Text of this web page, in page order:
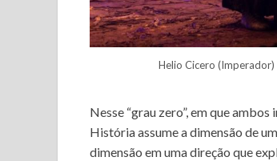
Helio Cicero (Imperador)
Nesse “grau zero”, em que
História assume a dimensão de
dimensão em uma direção que